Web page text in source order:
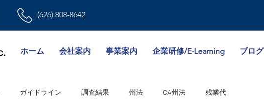
(626) 808-8642
ホーム 会社案内 事業案内 企業研修/E-Learning ブログ
ガイドライン 調査結果 州法 CA州法 残業代